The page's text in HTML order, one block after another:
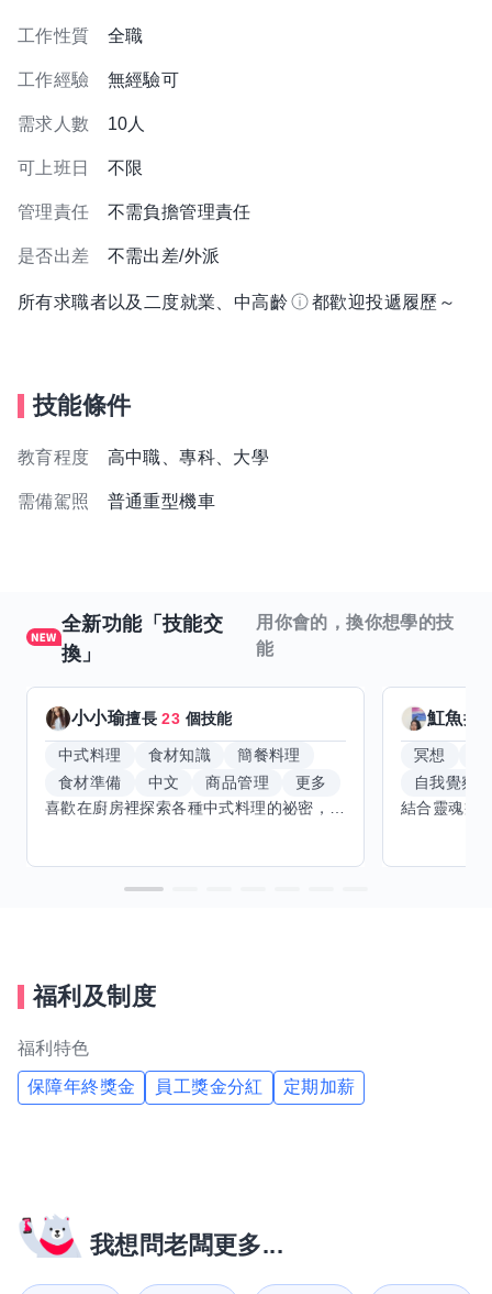
工作性質 全職
工作經驗 無經驗可
需求人數 10人
可上班日 不限
管理責任 不需負擔管理責任
是否出差 不需出差/外派
所有求職者以及二度就業、中高齡 都歡迎投遞履歷～
技能條件
教育程度 高中職、專科、大學
需備駕照 普通重型機車
全新功能「技能交
換」
用你會的，換你想學的技
能
小小瑜擅長23 個技能
中式料理 食材知識
簡餐料理
食材準備
中文 商品管理
更多
魟魚擅
冥想
自我覺察
福利及制度
福利特色
保障年終獎金 員工獎金分紅 定期加薪
我想問老闆更多...